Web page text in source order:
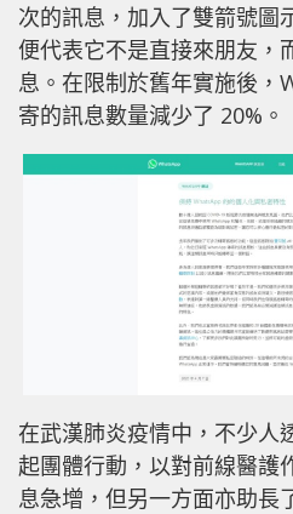
次的訊息，加入了雙箭號圖
便代表它不是直接來朋友，
息。在限制於舊年實施後
寄的訊息數量減少了 20%。
在武漢肺炎疫情中，不少
起團體行動，以對前線醫護
息急增，但另一方面亦助長